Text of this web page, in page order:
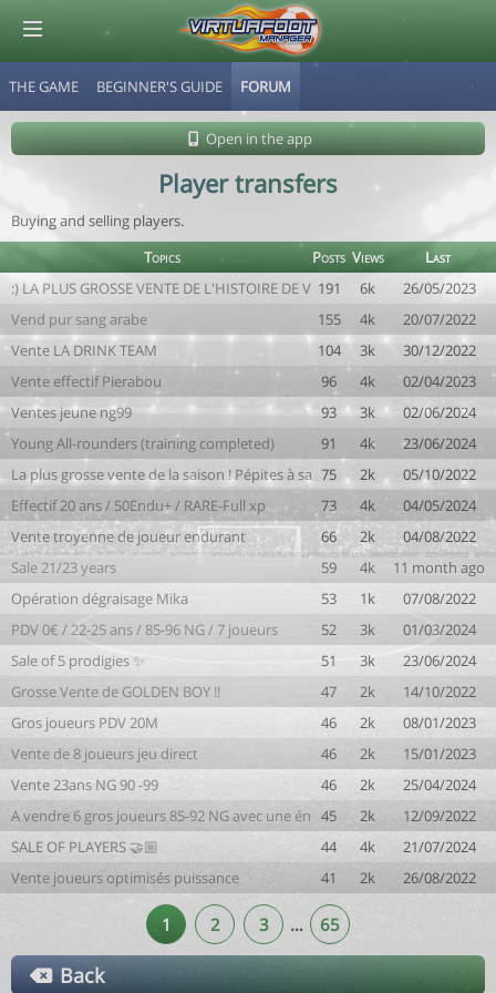
THE GAME BEGINNER'S GUIDE FORUM
Open in the app
Player transfers
Buying and selling players.
Topics
Posts Views
Last
:) LA PLUS GROSSE VENTE DE L'HISTOIRE DE VF :)191 6k
26/05/2023
Vend pur sang arabe
155 4k
20/07/2022
Vente LA DRINK TEAM
104 3k
30/12/2022
Vente effectif Pierabou
96 4k
02/04/2023
Ventes jeune ng99
93 3k
02/06/2024
Young All-rounders (training completed)
91 4k
23/06/2024
La plus grosse vente de la saison ! Pépites à sasir chez GABI !!
75 2k
05/10/2022
Effectif 20 ans / 50Endu+ / RARE-Full xp
73 4k
04/05/2024
Vente troyenne de joueur endurant
66 2k
04/08/2022
Sale 21/23 years
59 4k
11 month ago
Opération dégraisage Mika
53 1k
07/08/2022
PDV 0€ / 22-25 ans / 85-96 NG / 7 joueurs
52 3k
01/03/2024
Sale of 5 prodigies ✨️
51 3k
23/06/2024
Grosse Vente de GOLDEN BOY !!
47 2k
14/10/2022
Gros joueurs PDV 20M
46 2k
08/01/2023
Vente de 8 joueurs jeu direct
46 2k
15/01/2023
Vente 23ans NG 90 -99
46 2k
25/04/2024
A vendre 6 gros joueurs 85-92 NG avec une énorme endurance !
45 2k
12/09/2022
SALE OF PLAYERS 🤝🏼
44 4k
21/07/2024
Vente joueurs optimisés puissance
41 2k 26/08/2022
1 2 3 … 65
Back
© Virtuafoot Manager by Aymeric Le Corre 202608061950